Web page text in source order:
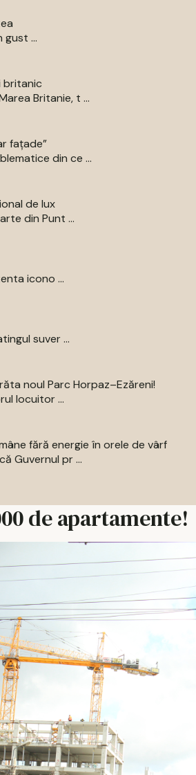
gust ...
britanic
Britanie, t ...
fațade”
din ce ...
de lux
din Punt ...
icono ...
suver ...
noul Parc Horpaz–Ezăreni!
locuitor ...
fără energie în orele de vârf
Guvernul pr ...
de apartamente!